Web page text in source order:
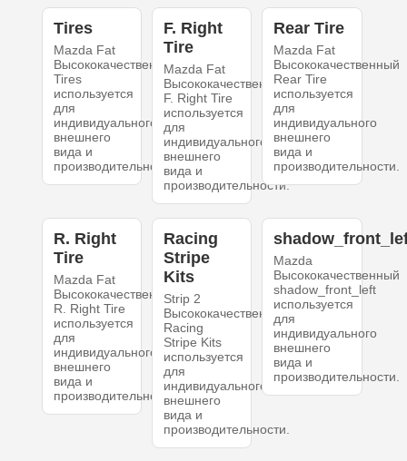
Tires
Mazda Fat
Высококачественный
Tires
используется
для
индивидуального
внешнего
вида и
производительности.
F. Right
Tire
Mazda Fat
Высококачественный
F. Right Tire
используется
для
индивидуального
внешнего
вида и
производительности.
Rear Tire
Mazda Fat
Высококачественный
Rear Tire
используется
для
индивидуального
внешнего
вида и
производительности.
R. Right
Tire
Mazda Fat
Высококачественный
R. Right Tire
используется
для
индивидуального
внешнего
вида и
производительности.
Racing
Stripe
Kits
Strip 2
Высококачественный
Racing
Stripe Kits
используется
для
индивидуального
внешнего
вида и
производительности.
Mazda
Высококачественный
shadow_front_left
используется
для
индивидуального
внешнего
вида и
производительности.